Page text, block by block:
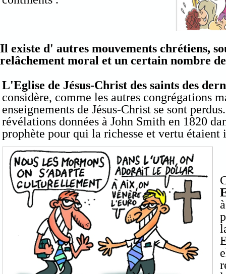
L'Eglise de Jésus-Christ des saints des
considère, comme les autres congrégations
enseignements de Jésus-Christ se sont
révélations données à John Smith en 1820
prophète pour qui la richesse et vertu étaient
Il existe d' autres mouvements chrétiens,
relâchement moral et un certain nombre